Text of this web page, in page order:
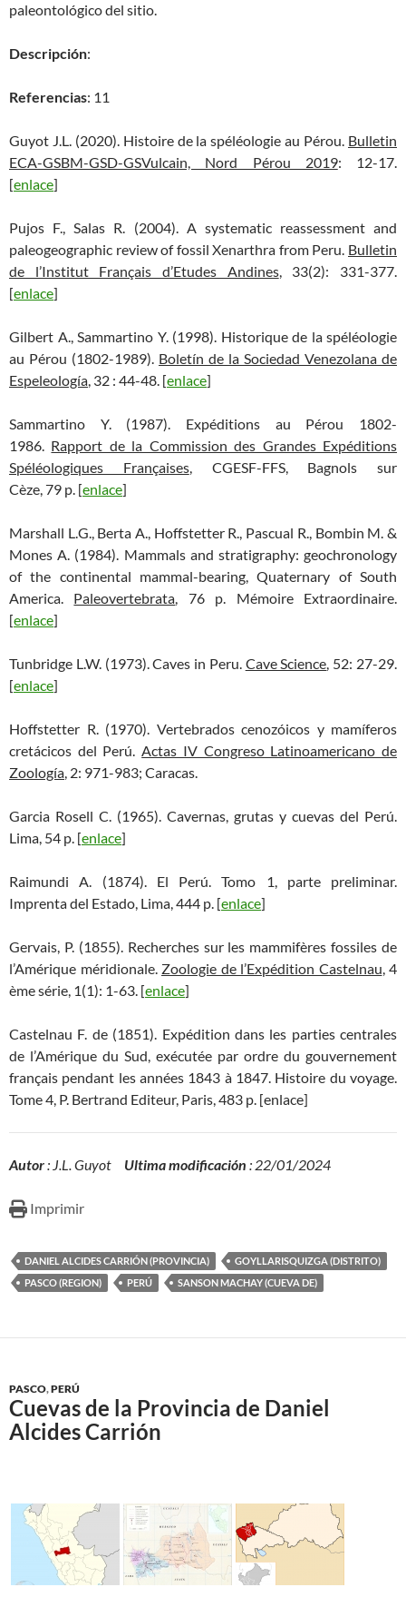
paleontológico del sitio.
Descripción:
Referencias: 11
Guyot J.L. (2020). Histoire de la spéléologie au Pérou. Bulletin
ECA-GSBM-GSD-GSVulcain, Nord Pérou 2019: 12-17.
[enlace]
Pujos F., Salas R. (2004). A systematic reassessment and
paleogeographic review of fossil Xenarthra from Peru. Bulletin
de l’Institut Français d’Etudes Andines, 33(2): 331-377.
[enlace]
Gilbert A., Sammartino Y. (1998). Historique de la spéléologie
au Pérou (1802-1989). Boletín de la Sociedad Venezolana de
Espeleología, 32 : 44-48. [enlace]
Sammartino Y. (1987). Expéditions au Pérou 1802-
1986. Rapport de la Commission des Grandes Expéditions
Spéléologiques Françaises, CGESF-FFS, Bagnols sur
Cèze, 79 p. [enlace]
Marshall L.G., Berta A., Hoffstetter R., Pascual R., Bombin M. &
Mones A. (1984). Mammals and stratigraphy: geochronology
of the continental mammal-bearing, Quaternary of South
America. Paleovertebrata, 76 p. Mémoire Extraordinaire.
[enlace]
Tunbridge L.W. (1973). Caves in Peru. Cave Science, 52: 27-29.
[enlace]
Hoffstetter R. (1970). Vertebrados cenozóicos y mamíferos
cretácicos del Perú.Actas IV Congreso Latinoamericano de
Zoología, 2: 971-983; Caracas.
Garcia Rosell C. (1965). Cavernas, grutas y cuevas del Perú.
Lima, 54 p. [enlace]
Raimundi A. (1874). El Perú. Tomo 1, parte preliminar.
Imprenta del Estado, Lima, 444 p. [enlace]
Gervais, P. (1855). Recherches sur les mammifères fossiles de
l’Amérique méridionale. Zoologie de l’Expédition Castelnau, 4
ème série, 1(1): 1-63. [enlace]
Castelnau F. de (1851). Expédition dans les parties centrales
de l’Amérique du Sud, exécutée par ordre du gouvernement
français pendant les années 1843 à 1847. Histoire du voyage.
Tome 4, P. Bertrand Editeur, Paris, 483 p. [enlace]
Autor: J.L. Guyot Ultima modificación : 22/01/2024
Imprimir
DANIEL ALCIDES CARRIÓN (PROVINCIA)
GOYLLARISQUIZGA (DISTRITO)
PASCO (REGION)
PERÚ SANSON MACHAY (CUEVA DE)
PASCO,PERÚ
Cuevas de la Provincia de Daniel
Alcides Carrión